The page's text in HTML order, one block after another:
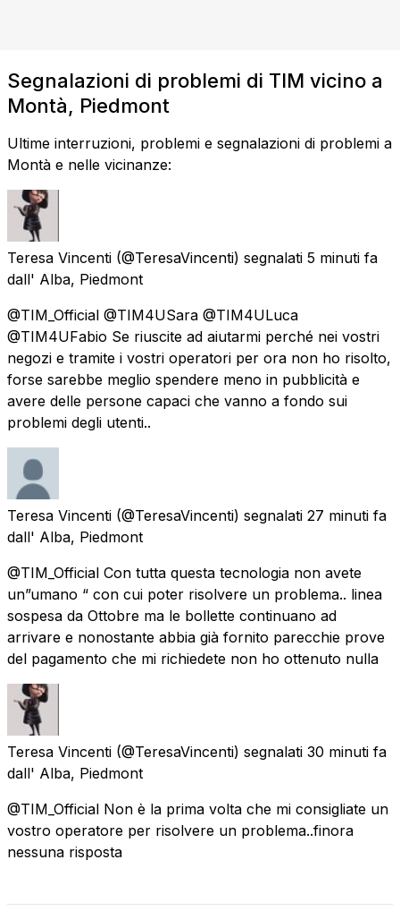
Segnalazioni di problemi di TIM vicino a
Montà, Piedmont
Ultime interruzioni, problemi e segnalazioni di problemi a
Montà e nelle vicinanze:
Teresa Vincenti (@TeresaVincenti) segnalati 5 minuti fa
dall' Alba, Piedmont
@TIM_Official @TIM4USara @TIM4ULuca
@TIM4UFabio Se riuscite ad aiutarmi perché nei vostri
negozi e tramite i vostri operatori per ora non ho risolto,
forse sarebbe meglio spendere meno in pubblicità e
avere delle persone capaci che vanno a fondo sui
problemi degli utenti..
Teresa Vincenti (@TeresaVincenti) segnalati 27 minuti fa
dall' Alba, Piedmont
@TIM_Official Con tutta questa tecnologia non avete
un”umano “ con cui poter risolvere un problema.. linea
sospesa da Ottobre ma le bollette continuano ad
arrivare e nonostante abbia già fornito parecchie prove
del pagamento che mi richiedete non ho ottenuto nulla
Teresa Vincenti (@TeresaVincenti) segnalati 30 minuti fa
dall' Alba, Piedmont
@TIM_Official Non è la prima volta che mi consigliate un
vostro operatore per risolvere un problema..finora
nessuna risposta